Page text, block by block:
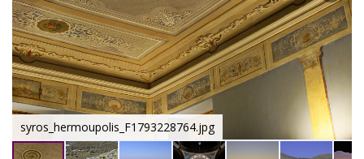
RU
CN
syros_hermoupolis_F1793228764.jpg